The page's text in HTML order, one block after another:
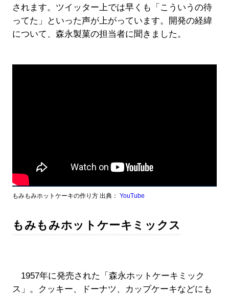
されます。ツイッター上では早くも「こういうの待
ってた」といった声が上がっています。開発の経緯
について、森永製菓の担当者に聞きました。
もみもみホットケーキの作り方 出典： YouTube
もみもみホットケーキミックス
1957年に発売された「森永ホットケーキミック
ス」。クッキー、ドーナツ、カップケーキなどにも